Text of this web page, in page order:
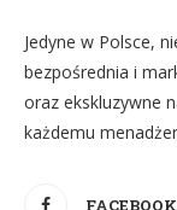
Jedyne w Polsce,
bezpośrednia i
oraz ekskluzywne
każdemu
FACEBOOK